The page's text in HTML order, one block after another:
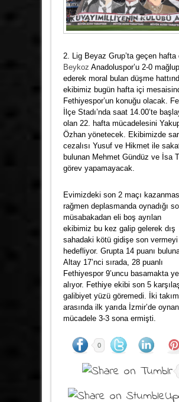
2. Lig Beyaz Grup’ta geçen hafta
Beykoz Anadoluspor’u 2-0 mağlup
ederek moral bulan düşme
ekibimiz bugün hafta içi
Fethiyespor’un konuğu olacak.
İlçe Stadı’nda saat 14.00’te
olan 22. hafta mücadelesini
Özhan yönetecek. Ekibimizde
cezalısı Yusuf ve Hikmet ile
bulunan Mehmet Gündüz ve İsa
görev yapamayacak.
Evimizdeki son 2 maçı
rağmen deplasmanda oynadığı
müsabakadan eli boş ayrılan
ekibimiz bu kez galip gelerek dış
sahadaki kötü gidişe son vermeyi
hedefliyor. Grupta 14 puanı
Altay 17’nci sırada, 28 puanlı
Fethiyespor 9’uncu basamakta
alıyor. Fethiye ekibi son 5
galibiyet yüzü göremedi. İki takım
arasında ilk yarıda İzmir’de
mücadele 3-3 sona ermişti.
0